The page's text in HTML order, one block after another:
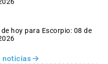
hoy para Escorpio: 08 de
noticias